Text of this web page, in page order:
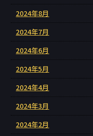
2024年8月
2024年7月
2024年6月
2024年5月
2024年4月
2024年3月
2024年2月